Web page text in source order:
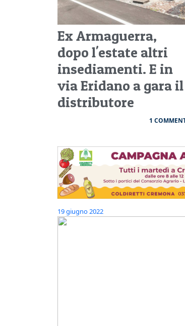
Ex Armaguerra,
dopo l'estate altri
insediamenti. E in
via Eridano a gara il
distributore
1
19 giugno 2022